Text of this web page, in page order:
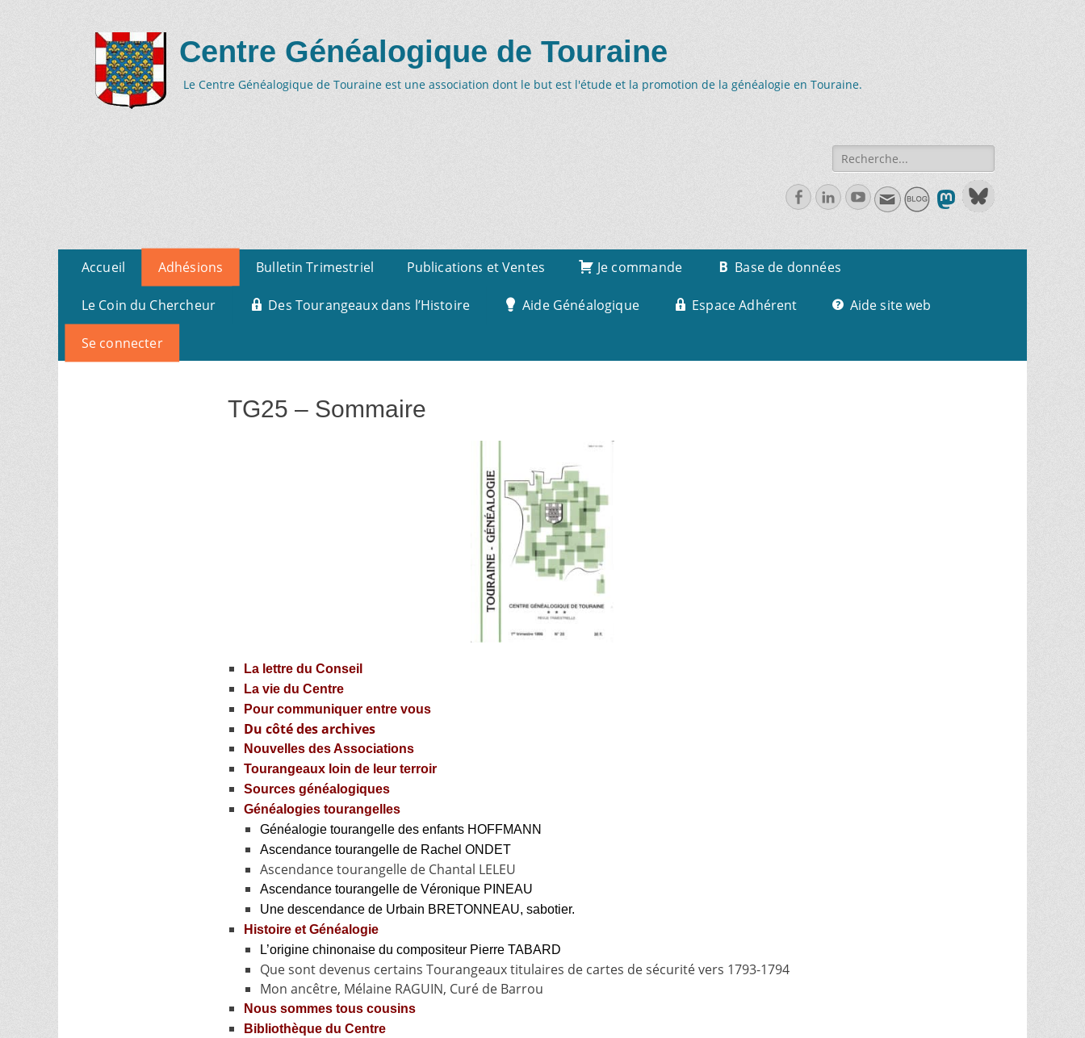
Centre Généalogique de Touraine
Le Centre Généalogique de Touraine est une association dont le but est l'étude et la promotion de la généalogie en Touraine.
Recherche
de:
FacebookLinkedlnYoutube
Menu
primaire
contenu
Accueil Adhésions Bulletin Trimestriel Publications et Ventes Je commande Base de données
Le Coin du Chercheur Des Tourangeaux dans l’Histoire Aide Généalogique Espace Adhérent Aide site web
Se connecter
TG25 – Sommaire
La lettre du Conseil
La vie du Centre
Pour communiquer entre vous
Du côté des archives
Nouvelles des Associations
Tourangeaux loin de leur terroir
Sources généalogiques
Généalogies tourangelles
Généalogie tourangelle des enfants HOFFMANN
Ascendance tourangelle de Rachel ONDET
Ascendance tourangelle de Chantal LELEU
Ascendance tourangelle de Véronique PINEAU
Une descendance de Urbain BRETONNEAU, sabotier.
Histoire et Généalogie
L’origine chinonaise du compositeur Pierre TABARD
Que sont devenus certains Tourangeaux titulaires de cartes de sécurité vers 1793-1794
Mon ancêtre, Mélaine RAGUIN, Curé de Barrou
Nous sommes tous cousins
Bibliothèque du Centre